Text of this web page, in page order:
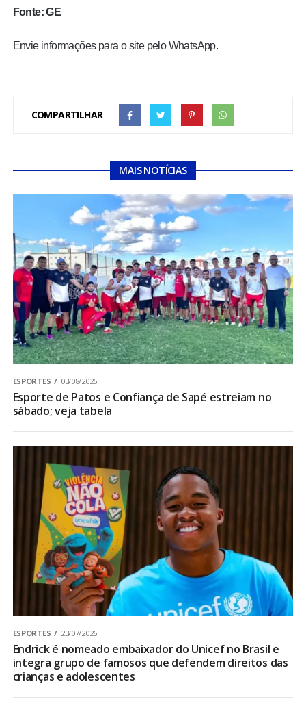
Fonte: GE
Envie informações para o site pelo WhatsApp.
COMPARTILHAR
MAIS NOTÍCIAS
ESPORTES 03/08/2026
Esporte de Patos e Confiança de Sapé estreiam no
sábado; veja tabela
ESPORTES 23/07/2026
Endrick é nomeado embaixador do Unicef no Brasil e
integra grupo de famosos que defendem direitos das
crianças e adolescentes